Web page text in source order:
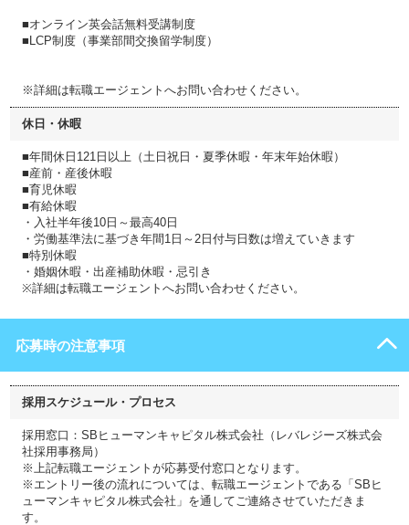
■オンライン英会話無料受講制度
■LCP制度（事業部間交換留学制度）
※詳細は転職エージェントへお問い合わせください。
休日・休暇
■年間休日121日以上（土日祝日・夏季休暇・年末年始休暇）
■産前・産後休暇
■育児休暇
■有給休暇
・入社半年後10日～最高40日
・労働基準法に基づき年間1日～2日付与日数は増えていきます
■特別休暇
・婚姻休暇・出産補助休暇・忌引き
※詳細は転職エージェントへお問い合わせください。
応募時の注意事項
採用スケジュール・プロセス
採用窓口：SBヒューマンキャピタル株式会社（レバレジーズ株式会
社採用事務局）
※上記転職エージェントが応募受付窓口となります。
※エントリー後の流れについては、転職エージェントである「SBヒ
ューマンキャピタル株式会社」を通してご連絡させていただきま
す。